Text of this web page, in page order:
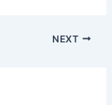
NEXT